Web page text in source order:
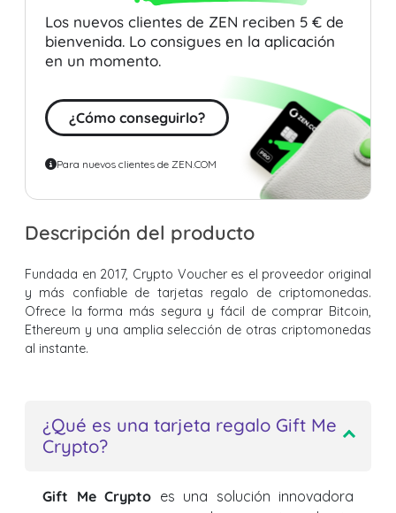
Los nuevos clientes de ZEN reciben 5 € de
bienvenida. Lo consigues en la aplicación
en un momento.
¿Cómo conseguirlo?
Para nuevos clientes de ZEN.COM
Descripción del producto
Fundada en 2017, Crypto Voucher es el proveedor original
y más confiable de tarjetas regalo de criptomonedas.
Ofrece la forma más segura y fácil de comprar Bitcoin,
Ethereum y una amplia selección de otras criptomonedas
al instante.
¿Qué es una tarjeta regalo Gift Me
Crypto?
Gift Me Crypto es una solución innovadora